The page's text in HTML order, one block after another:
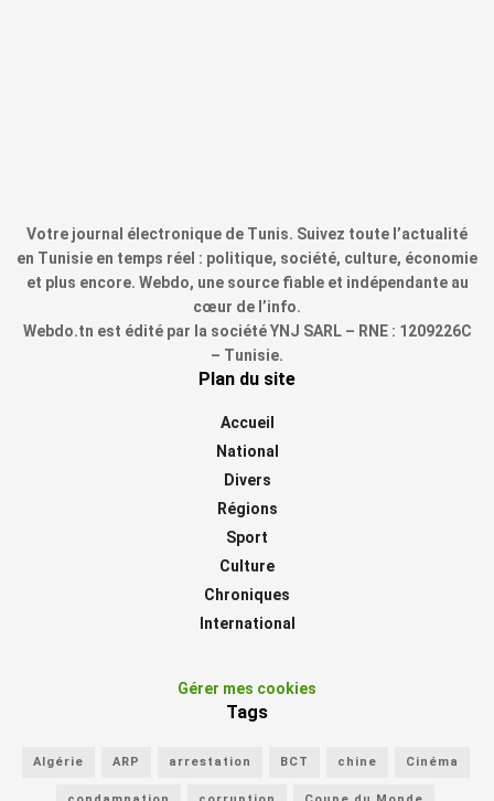
Votre journal électronique de Tunis. Suivez toute l’actualité
en Tunisie en temps réel : politique, société, culture, économie
et plus encore. Webdo, une source fiable et indépendante au
cœur de l’info.
Webdo.tn est édité par la société YNJ SARL – RNE : 1209226C
– Tunisie.
Plan du site
Accueil
National
Divers
Régions
Sport
Culture
Chroniques
International
Gérer mes cookies
Tags
Algérie ARP arrestation BCT chine Cinéma